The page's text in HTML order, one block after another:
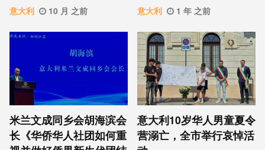
意大利 10 月 之前 意大利 1 年 之前
米兰文成同乡会胡海滨会
长《华侨华人社团如何重
意大利10岁华人男童夏令
营溺亡，全市举行哀悼活